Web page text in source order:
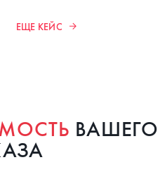
ЕЩЕ КЕЙС
ВАШЕГО